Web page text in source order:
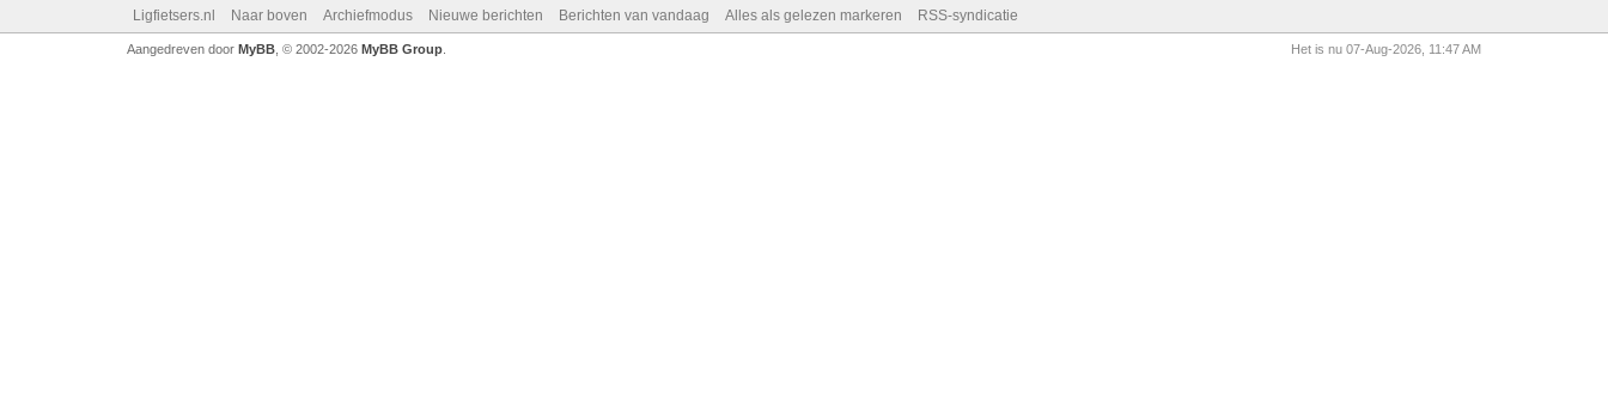
Ligfietsers.nl Naar boven Archiefmodus Nieuwe berichten Berichten van vandaag Alles als gelezen markeren RSS-syndicatie
Het is nu 07-Aug-2026, 11:47 AM
Aangedreven door MyBB, © 2002-2026 MyBB Group.